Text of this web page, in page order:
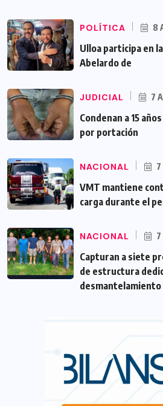
POLÍTICA 8
Ulloa participa en
Abelardo de
JUDICIAL 7
Condenan a 15
por portación
NACIONAL
VMT mantiene
carga durante el
NACIONAL
Capturan a siete
de estructura
desmantelamiento